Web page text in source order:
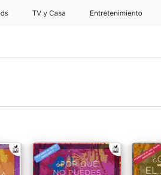
TV y Casa Entretenimiento